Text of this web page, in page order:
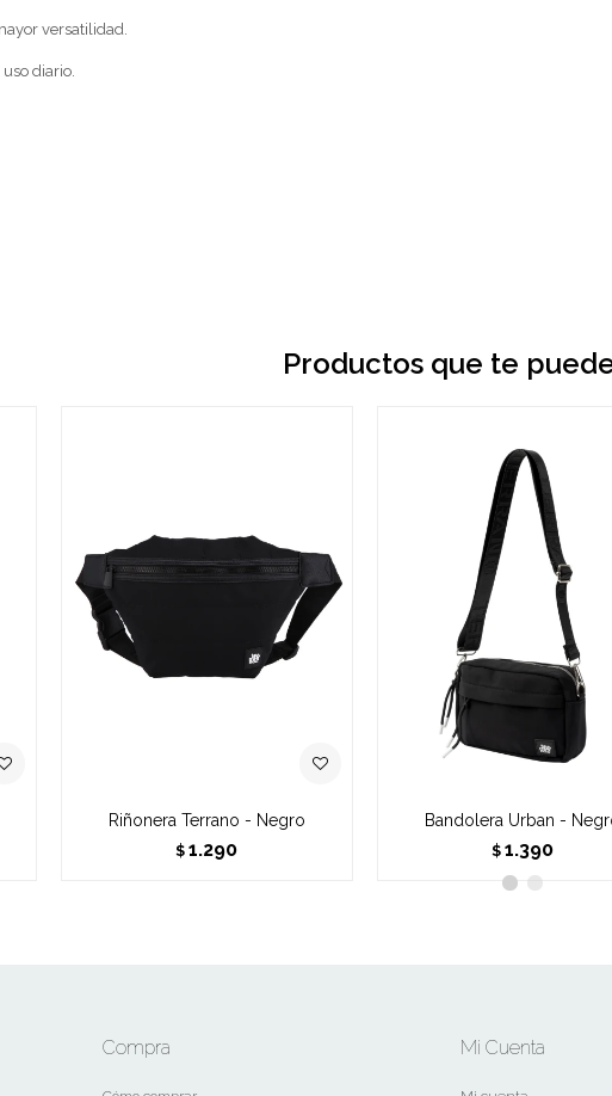
versatilidad.
diario.
Productos que te
Riñonera Terrano - Negro
$ 1.290
Bandolera Urban -
$ 1.390
Compra Mi Cuenta